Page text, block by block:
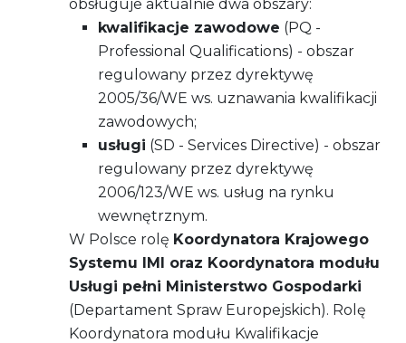
obsługuje aktualnie dwa obszary:
kwalifikacje zawodowe (PQ -
Professional Qualifications) - obszar
regulowany przez dyrektywę
2005/36/WE ws. uznawania kwalifikacji
zawodowych;
usługi (SD - Services Directive) - obszar
regulowany przez dyrektywę
2006/123/WE ws. usług na rynku
wewnętrznym.
W Polsce rolę Koordynatora Krajowego
Systemu IMI oraz Koordynatora modułu
Usługi pełni Ministerstwo Gospodarki
(Departament Spraw Europejskich). Rolę
Koordynatora modułu Kwalifikacje